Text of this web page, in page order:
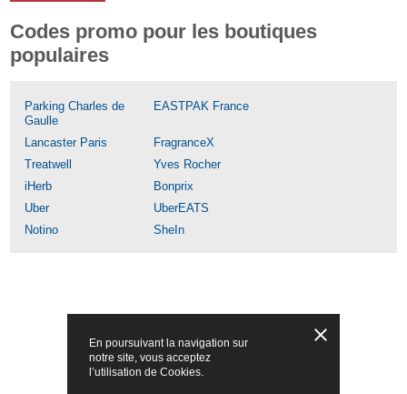
Codes promo pour les boutiques
populaires
Parking Charles de
Gaulle
EASTPAK France
Lancaster Paris
FragranceX
Treatwell
Yves Rocher
iHerb
Bonprix
Uber
UberEATS
Notino
SheIn
En poursuivant la navigation sur
notre site, vous acceptez
l’utilisation de Cookies.